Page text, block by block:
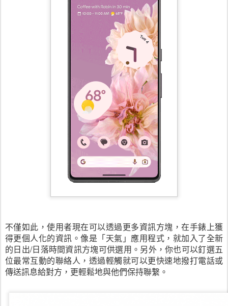
不僅如此，使用者現在可以透過更多資訊方塊，在手錶上獲
得更個人化的資訊。像是「天氣」應用程式，就加入了全新
的日出/日落時間資訊方塊可供選用。另外，你也可以釘選五
位最常互動的聯絡人，透過輕觸就可以更快速地撥打電話或
傳送訊息給對方，更輕鬆地與他們保持聯繫。